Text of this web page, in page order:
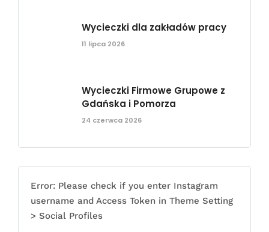
Wycieczki dla zakładów pracy
11 lipca 2026
Wycieczki Firmowe Grupowe z
Gdańska i Pomorza
24 czerwca 2026
Error: Please check if you enter Instagram
username and Access Token in Theme Setting
> Social Profiles